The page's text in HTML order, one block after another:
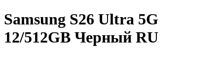
Samsung S26 Ultra 5G
12/512GB Черный RU